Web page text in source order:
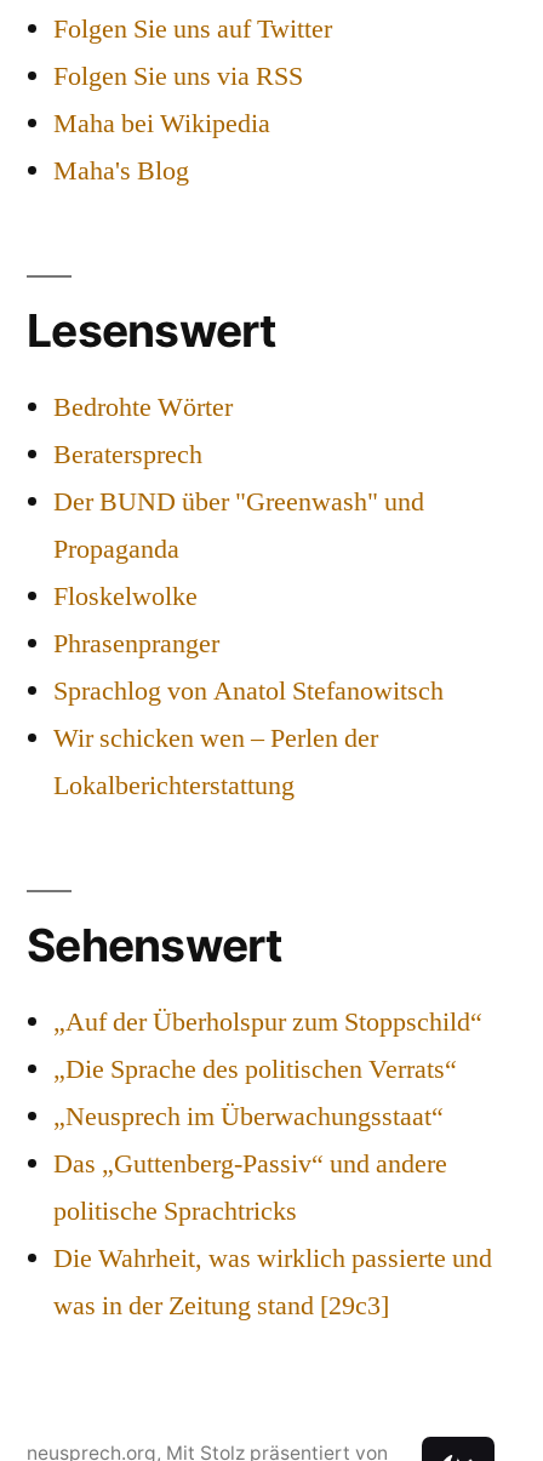
Folgen Sie uns auf Twitter
Folgen Sie uns via RSS
Maha bei Wikipedia
Maha's Blog
Lesenswert
Bedrohte Wörter
Beratersprech
Der BUND über "Greenwash" und
Propaganda
Floskelwolke
Phrasenpranger
Sprachlog von Anatol Stefanowitsch
Wir schicken wen – Perlen der
Lokalberichterstattung
Sehenswert
„Auf der Überholspur zum Stoppschild“
„Die Sprache des politischen Verrats“
„Neusprech im Überwachungsstaat“
Das „Guttenberg-Passiv“ und andere
politische Sprachtricks
Die Wahrheit, was wirklich passierte und
was in der Zeitung stand [29c3]
neusprech.org, Mit Stolz präsentiert von